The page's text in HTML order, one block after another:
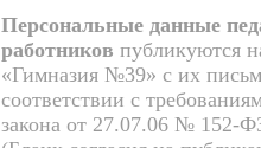
Персональные данные
работников публикуются
«Гимназия №39» с их
соответствии с
закона от 27.07.06 № 152-